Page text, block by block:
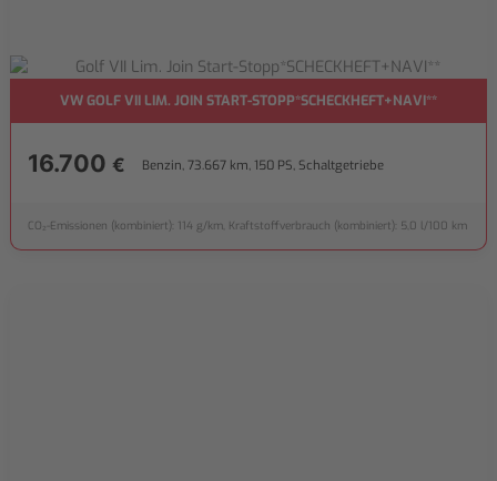
VW GOLF VII LIM. JOIN START-STOPP*SCHECKHEFT+NAVI**
16.700 € Benzin, 73.667 km, 150 PS, Schaltgetriebe
CO₂-Emissionen (kombiniert): 114 g/km, Kraftstoffverbrauch (kombiniert): 5,0 l/100 km